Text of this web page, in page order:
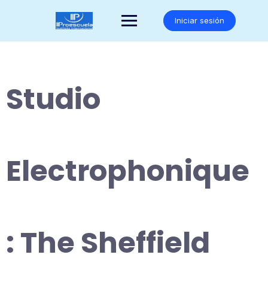
Iniciar sesión
Studio
Electrophonique
: The Sheffield